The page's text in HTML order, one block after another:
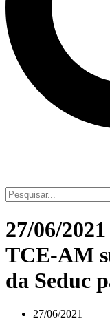
27/06/
TCE-AM
da Seduc
27/06/2021